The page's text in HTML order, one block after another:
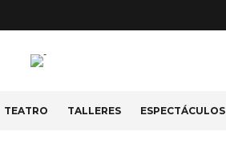
TEATRO TALLERES ESPECTÁCULOS